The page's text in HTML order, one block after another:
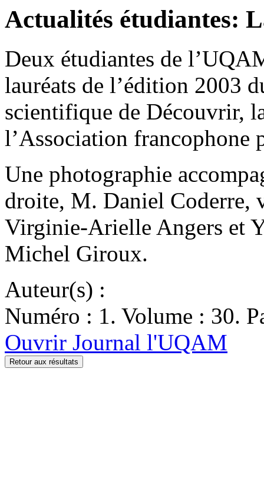
Actualités étudiantes:
Deux étudiantes de
lauréats de l’édition 2003
scientifique de Découvrir,
l’Association
Une photographie
droite, M. Daniel Coderre,
Virginie-Arielle Angers et
Michel Giroux.
Auteur(s) :
Numéro : 1. Volume : 30.
Ouvrir Journal l'UQAM
Retour aux résultats